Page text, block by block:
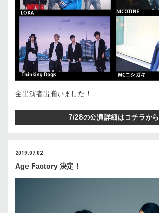
全出演者出揃いました！
7/28の公演詳細はコチラから
2019.07.02
Age Factory 決定！